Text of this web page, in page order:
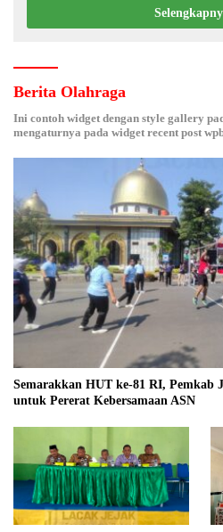
Berita Olahraga
Ini contoh widget dengan style gallery
mengaturnya pada widget recent post
Semarakkan HUT ke-81 RI, Pemkab
untuk Pererat Kebersamaan ASN